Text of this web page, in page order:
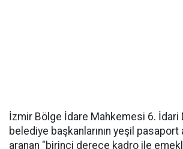
İzmir Bölge İdare Mahkemesi 6. İdari
belediye başkanlarının yeşil
aranan "birinci derece kadro ile